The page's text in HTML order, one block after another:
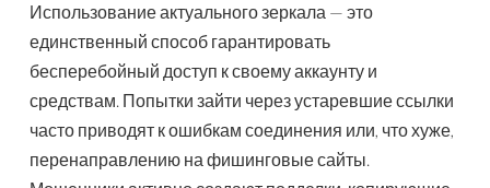
Использование актуального зеркала — это
единственный способ гарантировать
бесперебойный доступ к своему аккаунту и
средствам. Попытки зайти через устаревшие ссылки
часто приводят к ошибкам соединения или, что хуже,
перенаправлению на фишинговые сайты.